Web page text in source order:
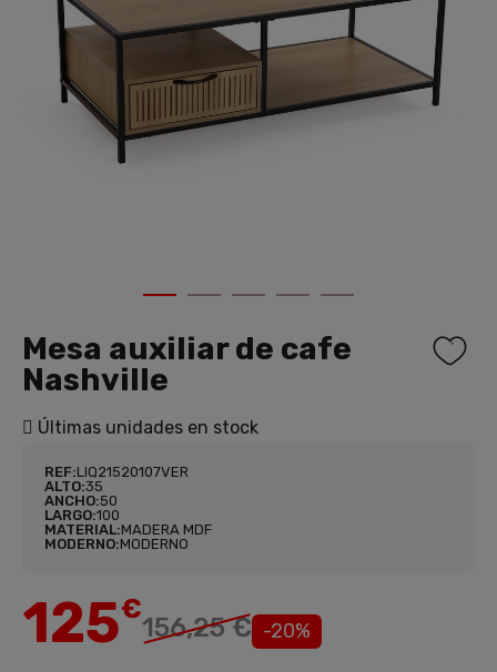
Mesa auxiliar de cafe
Nashville
Últimas unidades en stock
REF:LIQ21520107VER
ALTO:35
ANCHO:50
LARGO:100
MATERIAL:MADERA MDF
MODERNO:MODERNO
125€
156,25 € -20%